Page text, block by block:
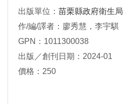
出版單位： 苗栗縣政府衛生局
作/編/譯者：廖秀慧，李宇騏
GPN：1011300038
出版／創刊日期：2024-01
價格：250